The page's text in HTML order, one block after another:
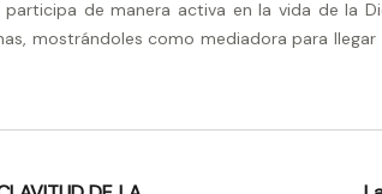
de manera activa en la vida de la
mostrándoles como mediadora para